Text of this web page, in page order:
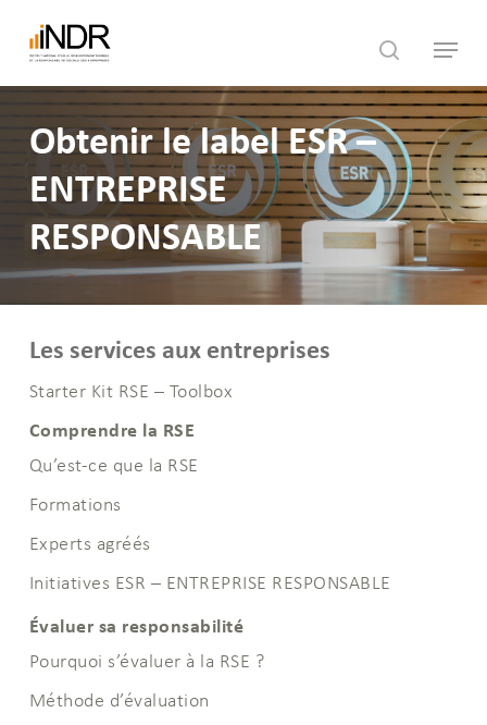
content
search
Menu
Obtenir le label ESR –
ENTREPRISE
RESPONSABLE
Les services aux entreprises
Starter Kit RSE – Toolbox
Comprendre la RSE
Qu’est-ce que la RSE
Formations
Experts agréés
Initiatives ESR – ENTREPRISE RESPONSABLE
Évaluer sa responsabilité
Pourquoi s’évaluer à la RSE ?
Méthode d’évaluation